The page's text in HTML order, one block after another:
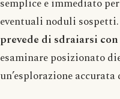
eventuali noduli sospetti.
prevede di sdraiarsi
esaminare posizionato
un’esplorazione